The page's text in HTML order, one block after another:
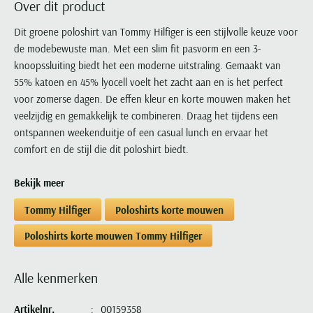
Portofino
Profuomo
R2
Seidensticker
State of Art
Tommy Hilfiger
Vanguard
Populaire kleuren
Wit overhemd heren
Zwart overhemd heren
Groen overhemd heren
PME Legend
Polo Ralph Lauren
Portofino
Profuomo
State of Art
Superdry
Tommy Hilfiger
Grote maten
Grote maten poloshirts
Grote maten herenmode
Populaire kleuren
Witte polo heren
Polo Ralph Lauren
PME Legend
Portofino
Profuomo
State of Art
Superdry
Thomas Maine
Vanguard
William Lockie
Populaire materialen
Merino wol trui
Pierre Cardin
PME Legend
Polo Ralph Lauren
Portofino
Replay
Tommy Hilfiger
Tramarossa
Deals
2e broek voor de helft
Meyer Chicago
Meyer Diego
PME Legend
Polo Ralph Lauren
Portofino
Reset
State of Art
Superdry
Tenson
Tommy Hilfiger
UBR
Vanguard
Wellington of Billmore
Grote maten jassen
Grote maten winterjassen
Tussenjassen
Bodywarmers
New Zealand
Olymp
Paul & Shark
Polo Ralph Lauren
PME Legend
Profuomo
R2
Superdry
Tenson
Tommy Hilfiger
Vanguard
Lacoste
Ledub
Lyle & Scott
Mac
Maerz
Magnanni
Mason's
Meyer
New Zealand
North 84
Over dit product
Dit groene poloshirt van Tommy Hilfiger is een stijlvolle keuze voor
de modebewuste man. Met een slim fit pasvorm en een 3-
knoopssluiting biedt het een moderne uitstraling. Gemaakt van
55% katoen en 45% lyocell voelt het zacht aan en is het perfect
voor zomerse dagen. De effen kleur en korte mouwen maken het
veelzijdig en gemakkelijk te combineren. Draag het tijdens een
ontspannen weekenduitje of een casual lunch en ervaar het
comfort en de stijl die dit poloshirt biedt.
Bekijk meer
Tommy Hilfiger
Poloshirts korte mouwen
Poloshirts korte mouwen Tommy Hilfiger
Alle kenmerken
Artikelnr. 00159358